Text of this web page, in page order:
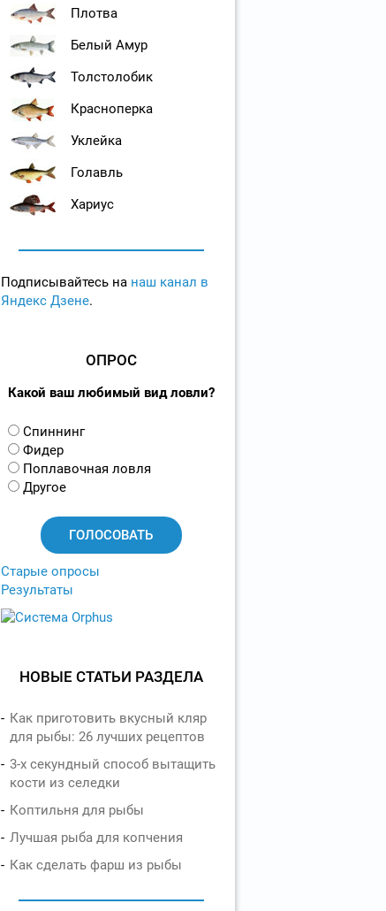
Плотва
Белый Амур
Толстолобик
Красноперка
Уклейка
Голавль
Хариус
Подписывайтесь на наш канал в
Яндекс Дзене.
ОПРОС
Какой ваш любимый вид ловли?
В
а
р
и
Спиннинг
Фидер
Поплавочная ловля
Другое
Старые опросы
Результаты
НОВЫЕ СТАТЬИ РАЗДЕЛА
Как приготовить вкусный кляр
для рыбы: 26 лучших рецептов
3-х секундный способ вытащить
кости из селедки
Коптильня для рыбы
Лучшая рыба для копчения
Как сделать фарш из рыбы